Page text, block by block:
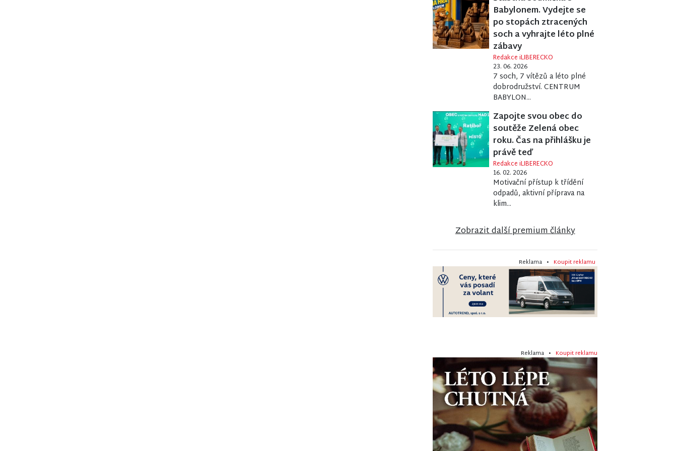
Babylonem. Vydejte se
po stopách ztracených
soch a vyhrajte léto plné
zábavy
Redakce iLIBERECKO
23. 06. 2026
7 soch, 7 vítězů a léto plné
dobrodružství. CENTRUM
BABYLON...
Zapojte svou obec do
soutěže Zelená obec
roku. Čas na přihlášku je
právě teď
Redakce iLIBERECKO
16. 02. 2026
Motivační přístup k třídění
odpadů, aktivní příprava na
klim...
Zobrazit další premium články
Reklama • Koupit reklamu
Reklama • Koupit reklamu